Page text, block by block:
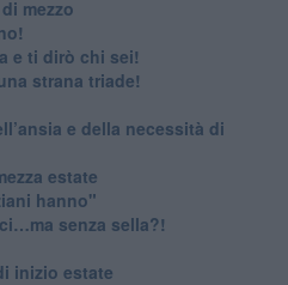
mezzo
e ti dirò chi sei!
strana triade!
e della necessità di
estate
hanno"
senza sella?!
inizio estate